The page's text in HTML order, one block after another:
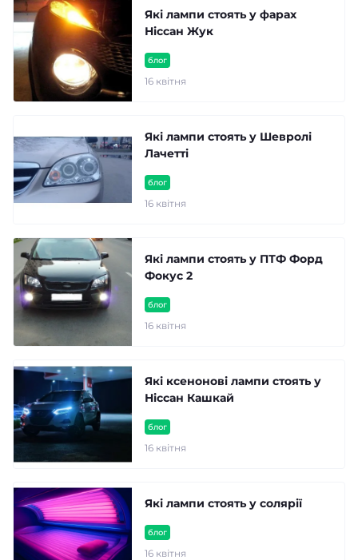
блог
16 квітня
Які лампи стоять у фарах
Ніссан Жук
блог
16 квітня
Які лампи стоять у Шевролі
Лачетті
блог
16 квітня
Які лампи стоять у ПТФ Форд
Фокус 2
блог
16 квітня
Які ксенонові лампи стоять у
Ніссан Кашкай
блог
16 квітня
Які лампи стоять у солярії